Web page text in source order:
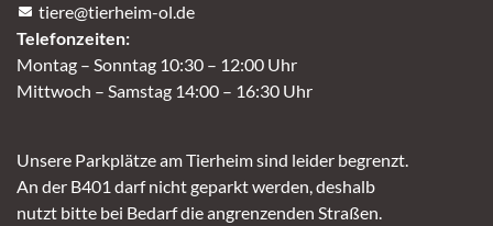
tiere@tierheim-ol.de
Telefonzeiten:
Montag – Sonntag 10:30 – 12:00 Uhr
Mittwoch – Samstag 14:00 – 16:30 Uhr
Unsere Parkplätze am Tierheim sind leider begrenzt.
An der B401 darf nicht geparkt werden, deshalb
nutzt bitte bei Bedarf die angrenzenden Straßen.